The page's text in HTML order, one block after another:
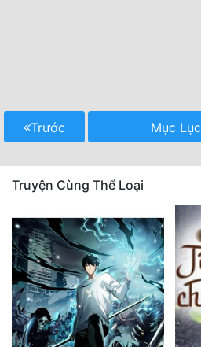
Trước Mục Lục
Truyện Cùng Thể Loại